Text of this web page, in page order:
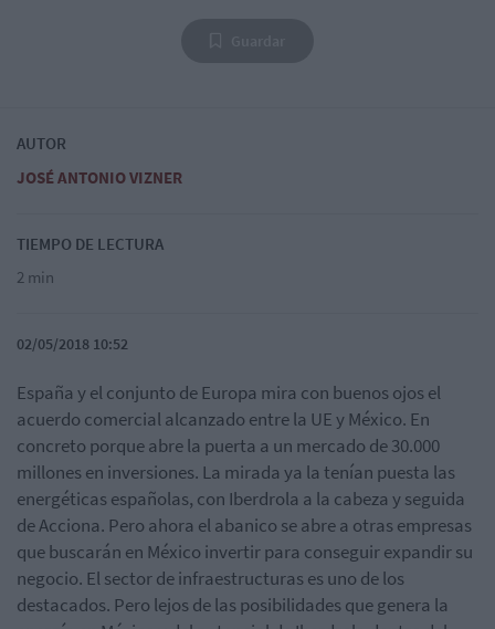
AUTOR
JOSÉ ANTONIO VIZNER
TIEMPO DE LECTURA
2 min
02/05/2018 10:52
España y el conjunto de Europa mira con buenos ojos el
acuerdo comercial alcanzado entre la UE y México. En
concreto porque abre la puerta a un mercado de 30.000
millones en inversiones. La mirada ya la tenían puesta las
energéticas españolas, con Iberdrola a la cabeza y seguida
de Acciona. Pero ahora el abanico se abre a otras empresas
que buscarán en México invertir para conseguir expandir su
negocio. El sector de infraestructuras es uno de los
destacados. Pero lejos de las posibilidades que genera la